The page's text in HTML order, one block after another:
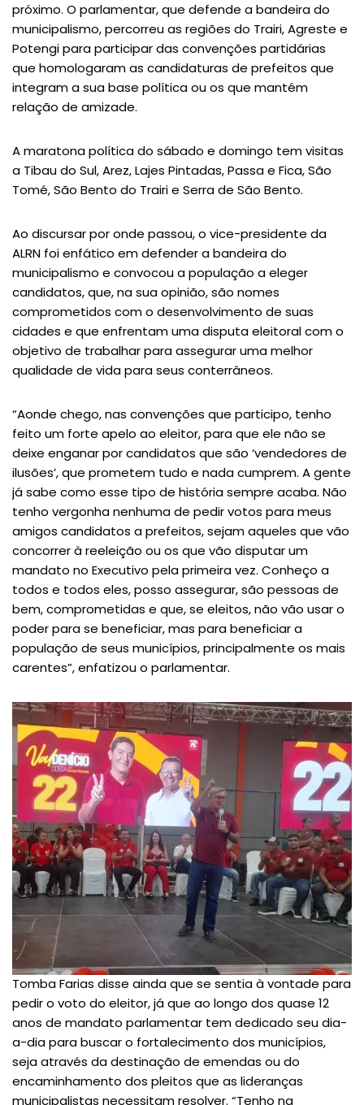
próximo. O parlamentar, que defende a bandeira do
municipalismo, percorreu as regiões do Trairi, Agreste e
Potengi para participar das convenções partidárias
que homologaram as candidaturas de prefeitos que
integram a sua base política ou os que mantém
relação de amizade.
A maratona política do sábado e domingo tem visitas
a Tibau do Sul, Arez, Lajes Pintadas, Passa e Fica, São
Tomé, São Bento do Trairi e Serra de São Bento.
Ao discursar por onde passou, o vice-presidente da
ALRN foi enfático em defender a bandeira do
municipalismo e convocou a população a eleger
candidatos, que, na sua opinião, são nomes
comprometidos com o desenvolvimento de suas
cidades e que enfrentam uma disputa eleitoral com o
objetivo de trabalhar para assegurar uma melhor
qualidade de vida para seus conterrâneos.
“Aonde chego, nas convenções que participo, tenho
feito um forte apelo ao eleitor, para que ele não se
deixe enganar por candidatos que são ‘vendedores de
ilusões’, que prometem tudo e nada cumprem. A gente
já sabe como esse tipo de história sempre acaba. Não
tenho vergonha nenhuma de pedir votos para meus
amigos candidatos a prefeitos, sejam aqueles que vão
concorrer à reeleição ou os que vão disputar um
mandato no Executivo pela primeira vez. Conheço a
todos e todos eles, posso assegurar, são pessoas de
bem, comprometidas e que, se eleitos, não vão usar o
poder para se beneficiar, mas para beneficiar a
população de seus municípios, principalmente os mais
carentes”, enfatizou o parlamentar.
Tomba Farias disse ainda que se sentia à vontade para
pedir o voto do eleitor, já que ao longo dos quase 12
anos de mandato parlamentar tem dedicado seu dia-
a-dia para buscar o fortalecimento dos municípios,
seja através da destinação de emendas ou do
encaminhamento dos pleitos que as lideranças
municipalistas necessitam resolver. “Tenho na